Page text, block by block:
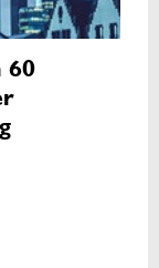
60